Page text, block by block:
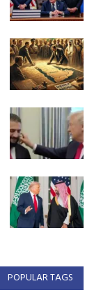
POPULAR TAGS